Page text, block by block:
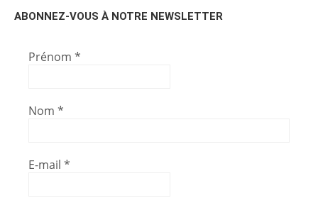
ABONNEZ-VOUS À NOTRE NEWSLETTER
Prénom *
Nom *
E-mail *